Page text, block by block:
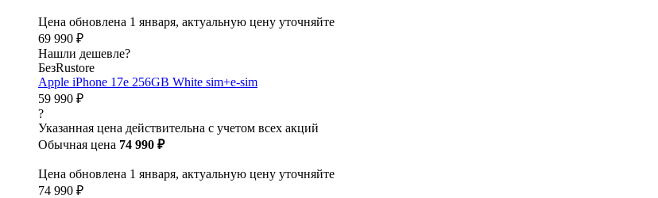
Цена обновлена 1 января, актуальную цену уточняйте
69 990 ₽
Нашли дешевле?
БезRustore
Apple iPhone 17e 256GB White sim+e-sim
59 990 ₽
?
Указанная цена действительна с учетом всех акций
Обычная цена 74 990 ₽
Цена обновлена 1 января, актуальную цену уточняйте
74 990 ₽